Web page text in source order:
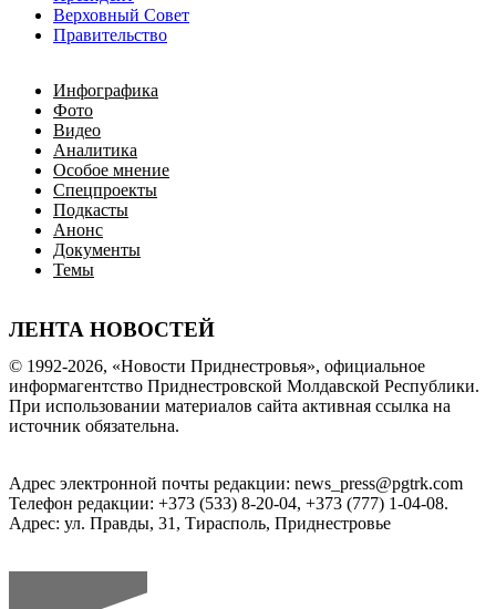
Верховный Совет
Правительство
Инфографика
Фото
Видео
Аналитика
Особое мнение
Спецпроекты
Подкасты
Анонс
Документы
Темы
ЛЕНТА НОВОСТЕЙ
© 1992-2026, «Новости Приднестровья», официальное
информагентство Приднестровской Молдавской Республики.
При использовании материалов сайта активная ссылка на
источник обязательна.
Адрес электронной почты редакции: news_press@pgtrk.com
Телефон редакции: +373 (533) 8-20-04, +373 (777) 1-04-08.
Адрес: ул. Правды, 31, Тирасполь, Приднестровье